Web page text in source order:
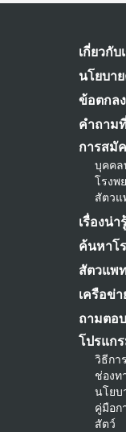
เกี่ยวกับ
นโยบา
ข้อตกล
คำถาม
การสมั
บุคคล
โรงพ
สัตวแ
เรื่องน่า
ค้นหาโ
สัตวแพ
เครือข่
ถามตอบ
โปรแก
วิธีกา
ช่องท
นโยบ
คู่มือก
สัตว์